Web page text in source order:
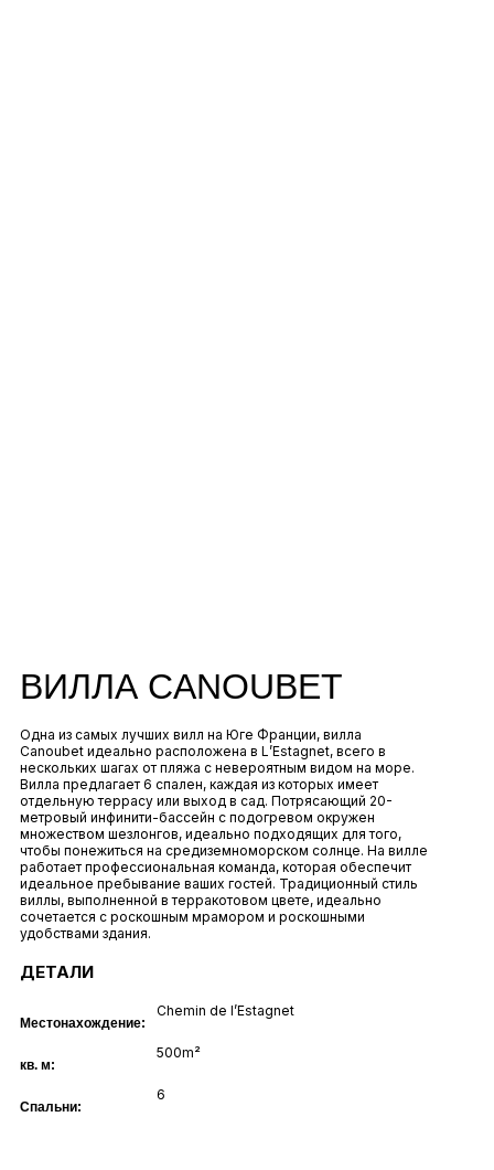
ВИЛЛА CANOUBET
Одна из самых лучших вилл на Юге Франции, вилла
Canoubet идеально расположена в L’Estagnet, всего в
нескольких шагах от пляжа с невероятным видом на море.
Вилла предлагает 6 спален, каждая из которых имеет
отдельную террасу или выход в сад. Потрясающий 20-
метровый инфинити-бассейн с подогревом окружен
множеством шезлонгов, идеально подходящих для того,
чтобы понежиться на средиземноморском солнце. На вилле
работает профессиональная команда, которая обеспечит
идеальное пребывание ваших гостей. Традиционный стиль
виллы, выполненной в терракотовом цвете, идеально
сочетается с роскошным мрамором и роскошными
удобствами здания.
ДЕТАЛИ
Местонахождение:
Chemin de l’Estagnet
кв. м:
500m²
Спальни:
6